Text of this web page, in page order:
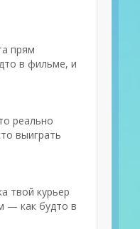
прям
в фильме, и
реально
выиграть
твой курьер
— как будто в